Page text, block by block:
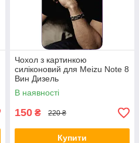
Чохол з картинкою
силіконовий для Meizu Note 8
Вин Дизель
В наявності
150 ₴ 220 ₴
Купити